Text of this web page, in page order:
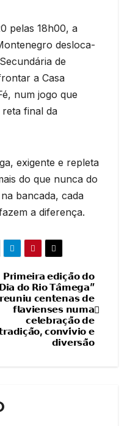
pelas 18h00, a
desloca-
de
a Casa
num jogo que
final da
exigente e repleta
do que nunca do
bancada, cada
a diferença.
𝗣𝗿𝗶𝗺𝗲𝗶𝗿𝗮 𝗲𝗱𝗶𝗰̧𝗮̃𝗼 𝗱𝗼
𝗱𝗼 𝗥𝗶𝗼 𝗧𝗮̂𝗺𝗲𝗴𝗮”
𝗿𝗲𝘂𝗻𝗶𝘂 𝗰𝗲𝗻𝘁𝗲𝗻𝗮𝘀 𝗱𝗲
𝗳𝗹𝗮𝘃𝗶𝗲𝗻𝘀𝗲𝘀 𝗻𝘂𝗺𝗮
𝗰𝗲𝗹𝗲𝗯𝗿𝗮𝗰̧𝗮̃𝗼 𝗱𝗲
𝗰𝗼𝗻𝘃𝗶́𝘃𝗶𝗼 𝗲
𝗱𝗶𝘃𝗲𝗿𝘀𝗮̃𝗼